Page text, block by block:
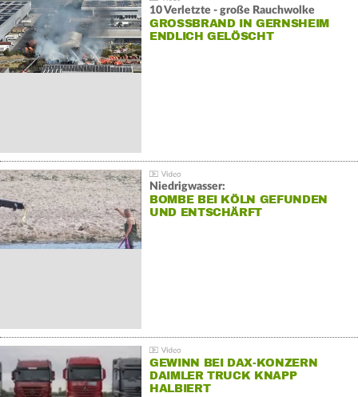
10 Verletzte - große Rauchwolke
GROSSBRAND IN GERNSHEIM E
NDLICH GELÖSCHT
Niedrigwasser:
BOMBE BEI KÖLN GEFUNDEN
UND ENTSCHÄRFT
GEWINN BEI DAX-KONZERN
DAIMLER TRUCK KNAPP
HALBIERT